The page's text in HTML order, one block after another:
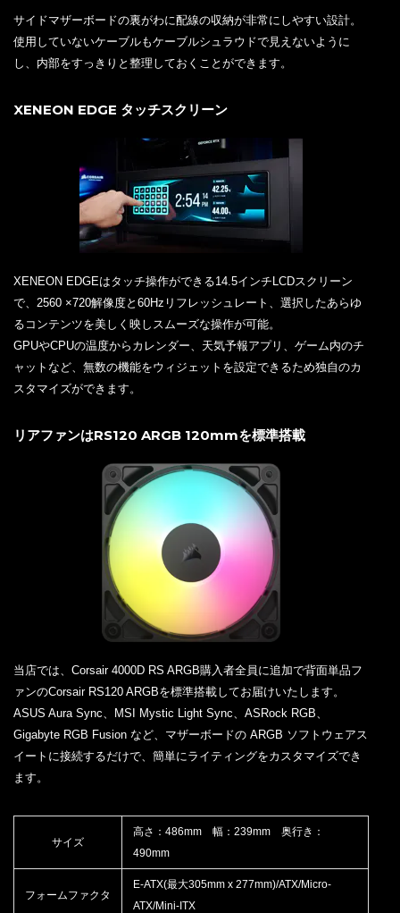
サイドマザーボードの裏がわに配線の収納が非常にしやすい設計。
使用していないケーブルもケーブルシュラウドで見えないように
し、内部をすっきりと整理しておくことができます。
XENEON EDGE タッチスクリーン
XENEON EDGEはタッチ操作ができる14.5インチLCDスクリーン
で、2560 ×720解像度と60Hzリフレッシュレート、選択したあらゆ
るコンテンツを美しく映しスムーズな操作が可能。
GPUやCPUの温度からカレンダー、天気予報アプリ、ゲーム内のチ
ャットなど、無数の機能をウィジェットを設定できるため独自のカ
スタマイズができます。
リアファンはRS120 ARGB 120mmを標準搭載
当店では、Corsair 4000D RS ARGB購入者全員に追加で背面単品フ
ァンのCorsair RS120 ARGBを標準搭載してお届けいたします。
ASUS Aura Sync、MSI Mystic Light Sync、ASRock RGB、
Gigabyte RGB Fusion など、マザーボードの ARGB ソフトウェアス
イートに接続するだけで、簡単にライティングをカスタマイズでき
ます。
サイズ
高さ：486mm 幅：239mm 奥行き：
490mm
フォームファクタ
E-ATX(最大305mm x 277mm)/ATX/Micro-
ATX/Mini-ITX